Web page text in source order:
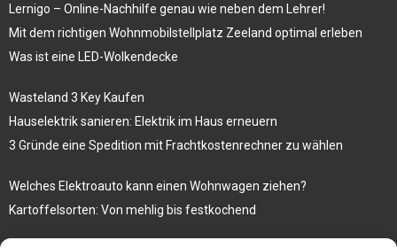
Lernigo – Online-Nachhilfe genau wie neben dem Lehrer!
Mit dem richtigen Wohnmobilstellplatz Zeeland optimal erleben
Was ist eine LED-Wolkendecke
Wasteland 3 Key Kaufen
Hauselektrik sanieren: Elektrik im Haus erneuern
3 Gründe eine Spedition mit Frachtkostenrechner zu wählen
Welches Elektroauto kann einen Wohnwagen ziehen?
Kartoffelsorten: Von mehlig bis festkochend